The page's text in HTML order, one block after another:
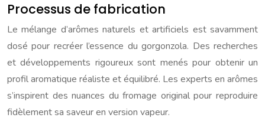
Processus de fabrication
Le mélange d’arômes naturels et artificiels est savamment
dosé pour recréer l’essence du gorgonzola. Des recherches
et développements rigoureux sont menés pour obtenir un
profil aromatique réaliste et équilibré. Les experts en arômes
s’inspirent des nuances du fromage original pour reproduire
fidèlement sa saveur en version vapeur.